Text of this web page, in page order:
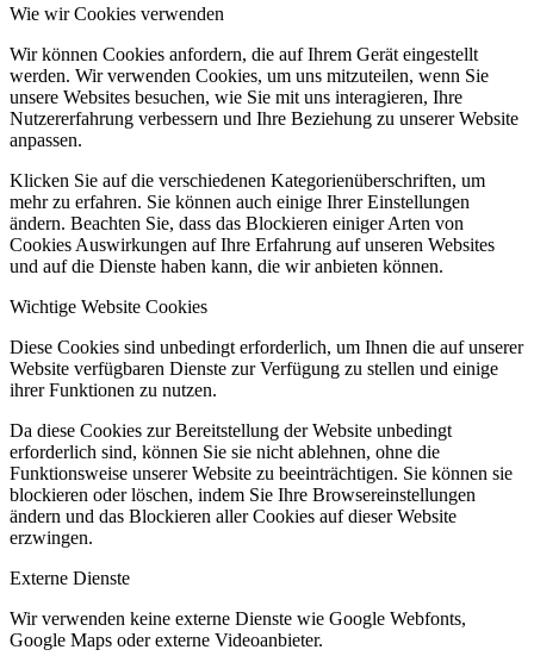
Wie wir Cookies verwenden
Wir können Cookies anfordern, die auf Ihrem Gerät eingestellt
werden. Wir verwenden Cookies, um uns mitzuteilen, wenn Sie
unsere Websites besuchen, wie Sie mit uns interagieren, Ihre
Nutzererfahrung verbessern und Ihre Beziehung zu unserer Website
anpassen.
Klicken Sie auf die verschiedenen Kategorienüberschriften, um
mehr zu erfahren. Sie können auch einige Ihrer Einstellungen
ändern. Beachten Sie, dass das Blockieren einiger Arten von
Cookies Auswirkungen auf Ihre Erfahrung auf unseren Websites
und auf die Dienste haben kann, die wir anbieten können.
Wichtige Website Cookies
Diese Cookies sind unbedingt erforderlich, um Ihnen die auf unserer
Website verfügbaren Dienste zur Verfügung zu stellen und einige
ihrer Funktionen zu nutzen.
Da diese Cookies zur Bereitstellung der Website unbedingt
erforderlich sind, können Sie sie nicht ablehnen, ohne die
Funktionsweise unserer Website zu beeinträchtigen. Sie können sie
blockieren oder löschen, indem Sie Ihre Browsereinstellungen
ändern und das Blockieren aller Cookies auf dieser Website
erzwingen.
Externe Dienste
Wir verwenden keine externe Dienste wie Google Webfonts,
Google Maps oder externe Videoanbieter.